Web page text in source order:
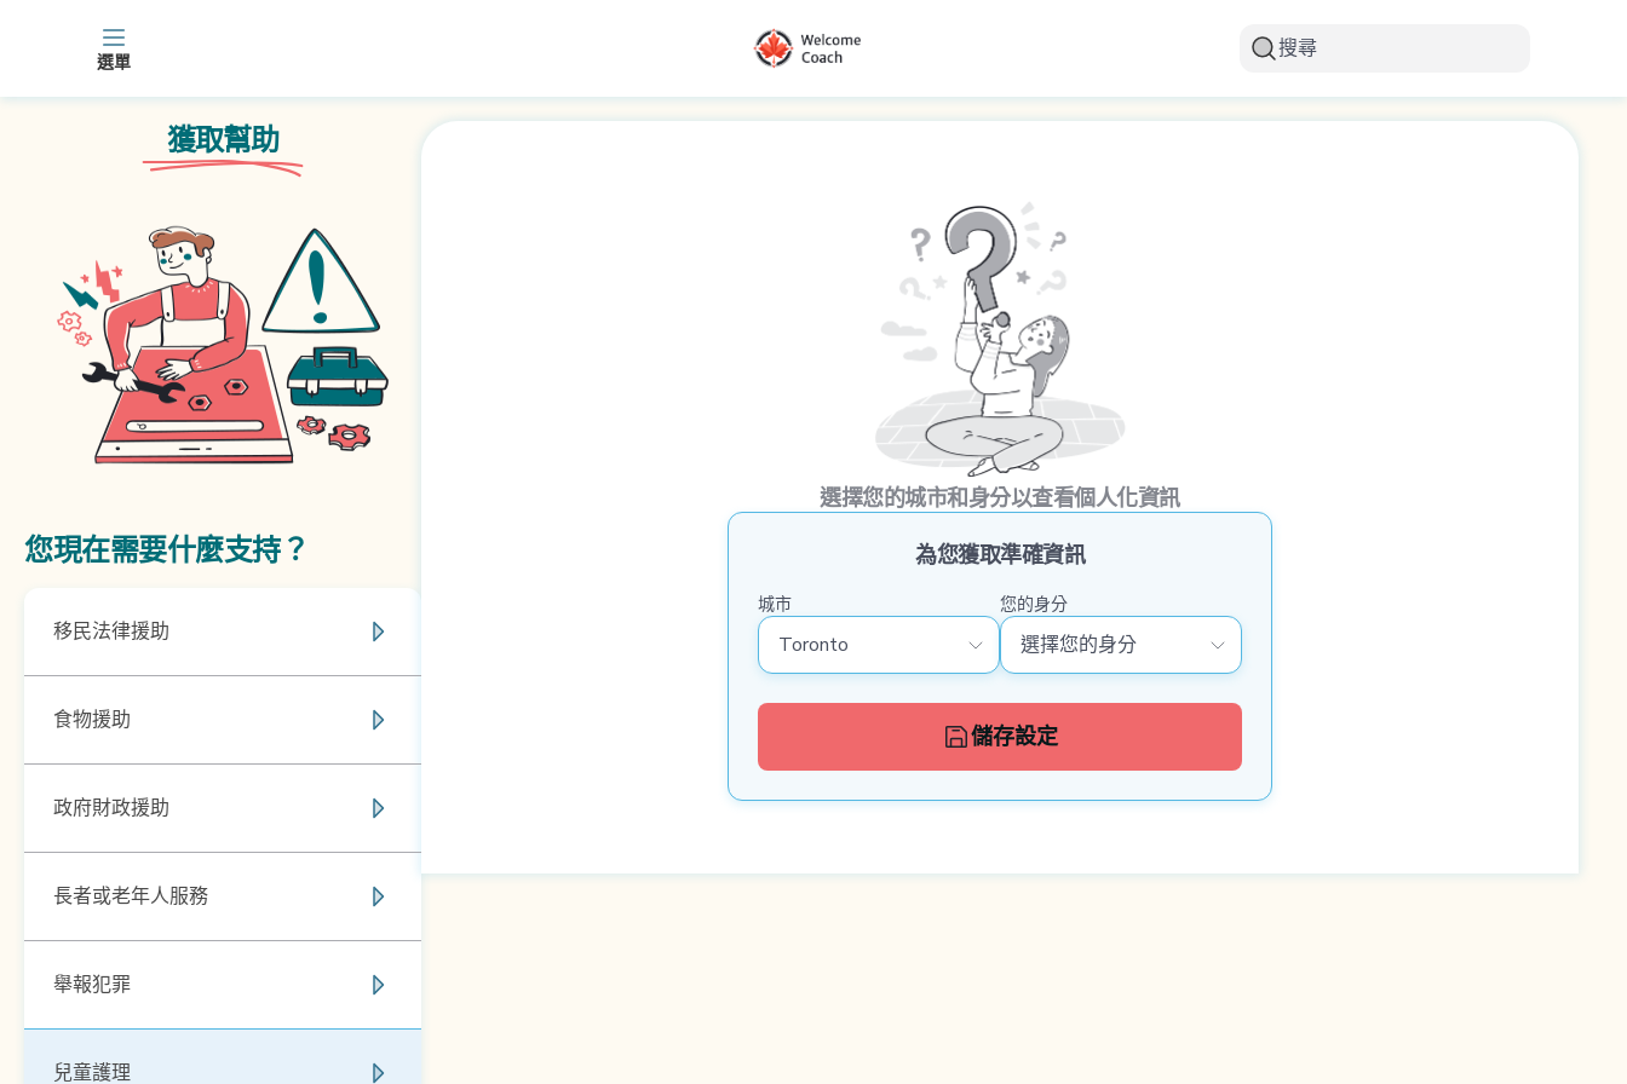
選單
搜尋
獲取幫助
您現在需要什麼支持？
移民法律援助
食物援助
政府財政援助
長者或老年人服務
舉報犯罪
兒童護理
選擇您的城市和身分以查看個人化資訊
為您獲取準確資訊
城市 您的身分
儲存設定